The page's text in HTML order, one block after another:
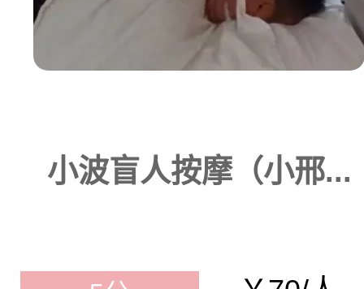
小波盲人按摩（小邢...